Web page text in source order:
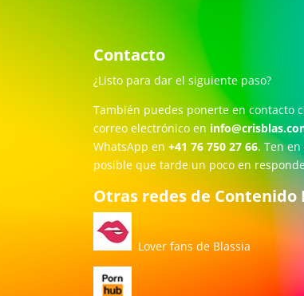
Contacto
¿Listo para dar el siguiente paso?
También puedes ponerte en contacto
correo electrónico en
WhatsApp en +41 76 750 27 66. Ten
posible que tarde un poco en
Otras redes de Contenido
Lover fans de Blassia